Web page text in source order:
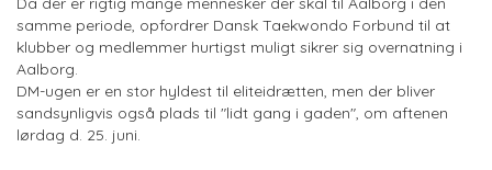
samme periode, opfordrer Dansk Taekwondo Forbund til at
klubber og medlemmer hurtigst muligt sikrer sig overnatning i
Aalborg.
DM-ugen er en stor hyldest til eliteidrætten, men der bliver
sandsynligvis også plads til "lidt gang i gaden", om aftenen
lørdag d. 25. juni.